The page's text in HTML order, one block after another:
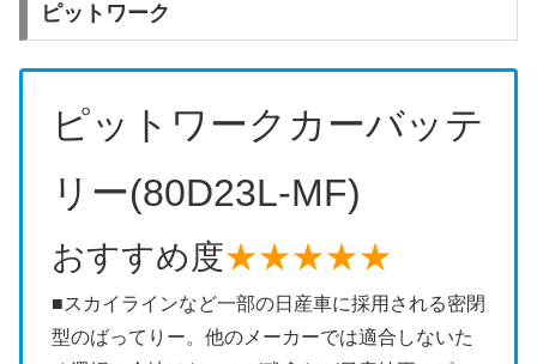
ピットワーク
ピットワークカーバッテ
リー(80D23L-MF)
おすすめ度★★★★★
■スカイラインなど一部の日産車に採用される密閉
型のばってりー。他のメーカーでは適合しないた